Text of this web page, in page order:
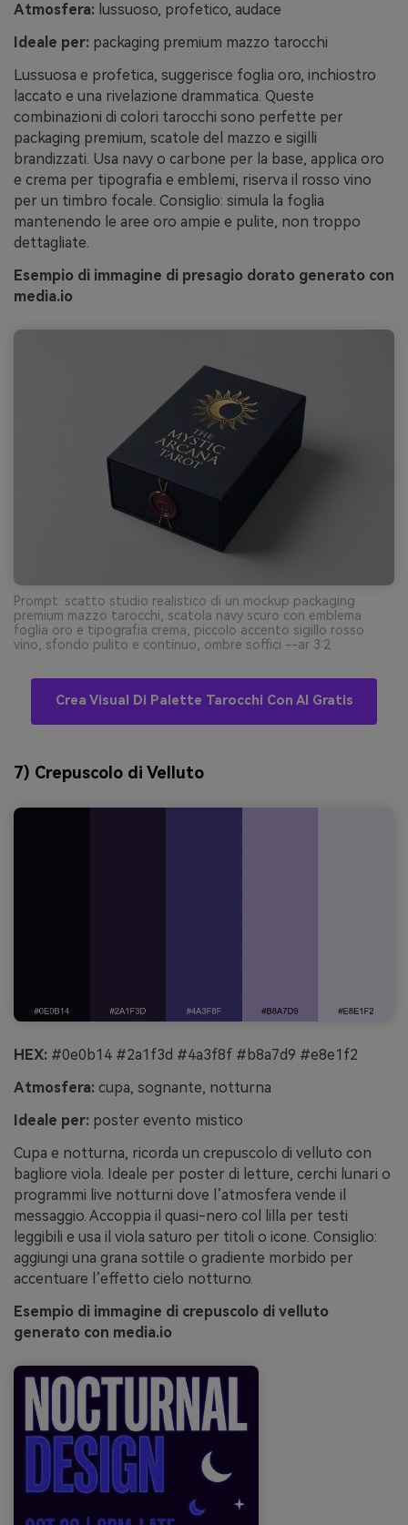
Atmosfera: lussuoso, profetico, audace
Ideale per: packaging premium mazzo tarocchi
Lussuosa e profetica, suggerisce foglia oro, inchiostro
laccato e una rivelazione drammatica. Queste
combinazioni di colori tarocchi sono perfette per
packaging premium, scatole del mazzo e sigilli
brandizzati. Usa navy o carbone per la base, applica oro
e crema per tipografia e emblemi, riserva il rosso vino
per un timbro focale. Consiglio: simula la foglia
mantenendo le aree oro ampie e pulite, non troppo
dettagliate.
Esempio di immagine di presagio dorato generato con
media.io
Prompt: scatto studio realistico di un mockup packaging
premium mazzo tarocchi, scatola navy scuro con emblema
foglia oro e tipografia crema, piccolo accento sigillo rosso
vino, sfondo pulito e continuo, ombre soffici --ar 3:2
Crea Visual Di Palette Tarocchi Con AI Gratis
7) Crepuscolo di Velluto
HEX: #0e0b14 #2a1f3d #4a3f8f #b8a7d9 #e8e1f2
Atmosfera: cupa, sognante, notturna
Ideale per: poster evento mistico
Cupa e notturna, ricorda un crepuscolo di velluto con
bagliore viola. Ideale per poster di letture, cerchi lunari o
programmi live notturni dove l’atmosfera vende il
messaggio. Accoppia il quasi-nero col lilla per testi
leggibili e usa il viola saturo per titoli o icone. Consiglio:
aggiungi una grana sottile o gradiente morbido per
accentuare l’effetto cielo notturno.
Esempio di immagine di crepuscolo di velluto
generato con media.io